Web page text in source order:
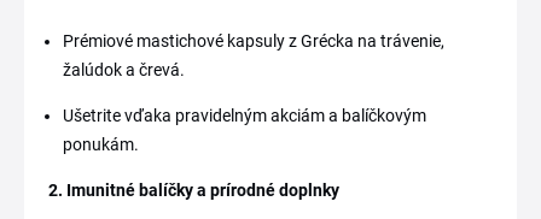
Prémiové mastichové kapsuly z Grécka na trávenie,
žalúdok a črevá.
Ušetrite vďaka pravidelným akciám a balíčkovým
ponukám.
2. Imunitné balíčky a prírodné doplnky